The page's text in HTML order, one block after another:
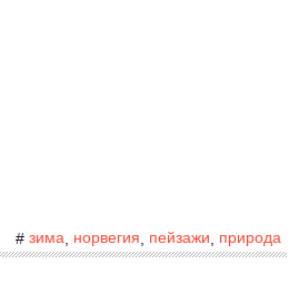
# зима, норвегия пейзажи природа